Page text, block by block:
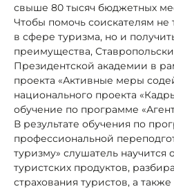
свыше 80 тысяч бюджетных
Чтобы помочь соискателям не
в сфере туризма, но и
преимущества,
Президентской академии в
проекта «Активные меры
национального проекта
обучение по программе
В результате обучения по
профессиональной
туризму» слушатель научится
туристских продуктов,
страхования туристов, а